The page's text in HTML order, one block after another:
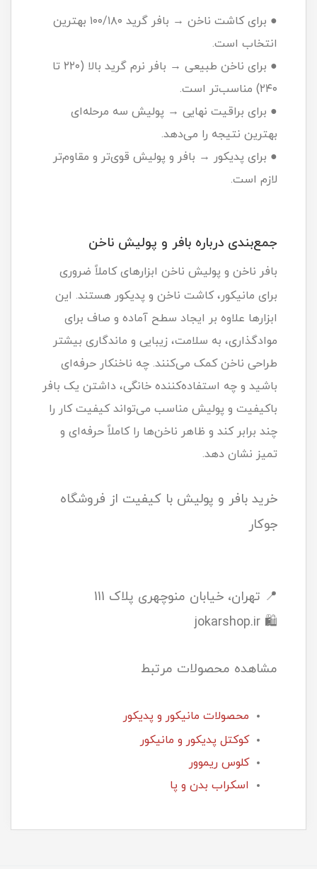
● برای کاشت ناخن → بافر گرید ۱۰۰/۱۸۰ بهترین
انتخاب است.
● برای ناخن طبیعی → بافر نرم گرید بالا (۲۲۰ تا
۲۴۰) مناسب‌تر است.
● برای براقیت نهایی → پولیش سه مرحله‌ای
بهترین نتیجه را می‌دهد.
● برای پدیکور → بافر و پولیش قوی‌تر و مقاوم‌تر
لازم است.
جمع‌بندی درباره بافر و پولیش ناخن
بافر ناخن و پولیش ناخن ابزارهای کاملاً ضروری
برای مانیکور، کاشت ناخن و پدیکور هستند. این
ابزارها علاوه بر ایجاد سطح آماده و صاف برای
موادگذاری، به سلامت، زیبایی و ماندگاری بیشتر
طراحی ناخن کمک می‌کنند. چه ناخنکار حرفه‌ای
باشید و چه استفاده‌کننده خانگی، داشتن یک بافر
باکیفیت و پولیش مناسب می‌تواند کیفیت کار را
چند برابر کند و ظاهر ناخن‌ها را کاملاً حرفه‌ای و
تمیز نشان دهد.
خرید بافر و پولیش با کیفیت از فروشگاه
جوکار
📍 تهران، خیابان منوچهری پلاک 111
🛍 jokarshop.ir
مشاهده محصولات مرتبط
محصولات مانیکور و پدیکور
کوکتل پدیکور و مانیکور
کلوس ریموور
اسکراب بدن و پا